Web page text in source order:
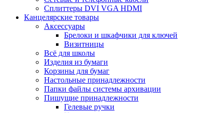
Сплиттеры DVI VGA HDMI
Канцелярские товары
Аксессуары
Брелоки и шкафчики для ключей
Визитницы
Всё для школы
Изделия из бумаги
Корзины для бумаг
Настольные принадлежности
Папки файлы системы архивации
Пишущие принадлежности
Гелевые ручки